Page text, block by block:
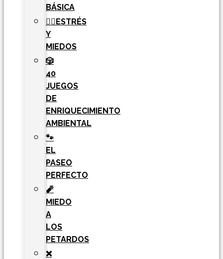
BÁSICA
🧘‍♀️ESTRÉS
Y
MIEDOS
🎲
40
JUEGOS
DE
ENRIQUECIMIENTO
AMBIENTAL
🐾
EL
PASEO
PERFECTO
🧨
MIEDO
A
LOS
PETARDOS
❌